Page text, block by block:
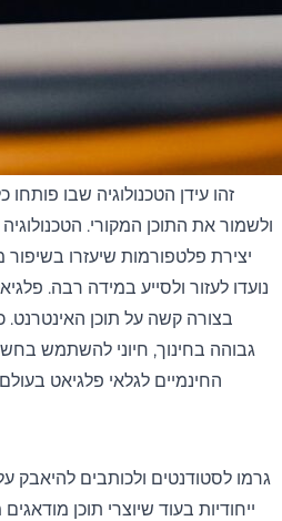
זהו עידן הטכנולוגיה שבו פותחו
ולשמור את התוכן המקורי.
יצירת פלטפורמות שיעזרו בשיפור
בצורה קשה על תוכן
גבוהה בחינוך, חיוני להשתמש
החינמיים לגלאי פלגיאט
ייחודיות בעוד שיוצרי תוכן